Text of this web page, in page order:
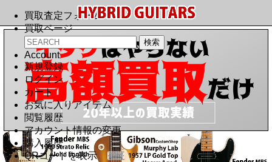
買取査定フォーム
買取ページ
Account
新規登録
ログイン
カート
お気に入りアイテム
閲覧履歴
アカウント情報の変更
購入履歴
QRコードを表示